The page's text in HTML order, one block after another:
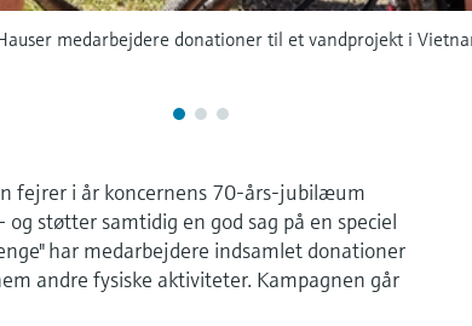
medarbejdere donationer til et vandprojekt i
fejrer i år koncernens 70-års-jubilæum
støtter samtidig en god sag på en speciel
har medarbejdere indsamlet donationer
andre fysiske aktiviteter. Kampagnen går